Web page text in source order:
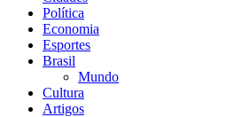
Política
Economia
Esportes
Brasil
Mundo
Cultura
Artigos